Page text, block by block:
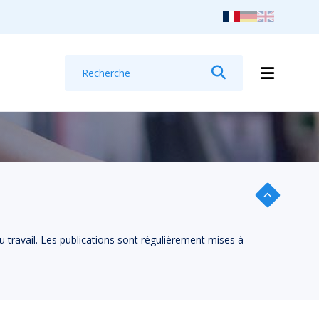
travail. Les publications sont régulièrement mises à